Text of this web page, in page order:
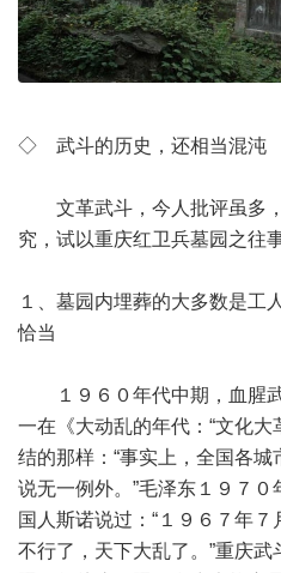
◇ 武斗的历史，还相当混沌
文革武斗，今人批评虽多，
究，试以重庆红卫兵墓园之往
１、墓园内埋葬的大多数是工
恰当
１９６０年代中期，血腥武
一在《大动乱的年代：“文化大
结的那样：“事实上，全国各
说无一例外。”毛泽东１９７
国人斯诺说过：“１９６７年
不行了，天下大乱了。”重庆武